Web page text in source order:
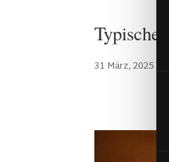
Typische
31 März, 2025